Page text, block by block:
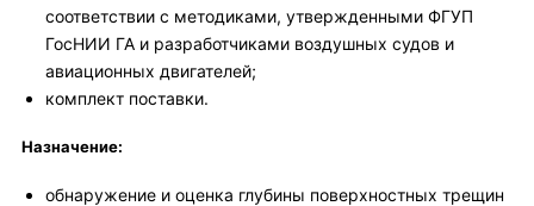
соответствии с методиками, утвержденными ФГУП
ГосНИИ ГА и разработчиками воздушных судов и
авиационных двигателей;
комплект поставки.
Назначение:
обнаружение и оценка глубины поверхностных трещин